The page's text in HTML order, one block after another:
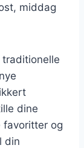
middag
dine
favoritter og
din